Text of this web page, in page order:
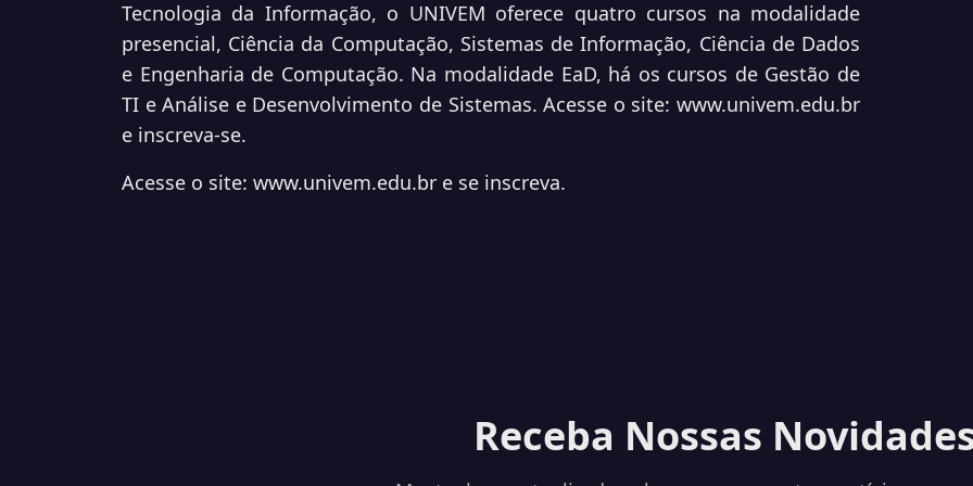
Tecnologia da Informação, o UNIVEM oferece quatro cursos na modalidade
presencial, Ciência da Computação, Sistemas deInformação, Ciência de Dados
e Engenharia de Computação. Na modalidade EaD, há os cursos de Gestão de
TI e Análise e Desenvolvimento de Sistemas. Acesse o site: www.univem.edu.br
e inscreva-se.
Acesse o site: www.univem.edu.br e se inscreva.
Receba Nossas